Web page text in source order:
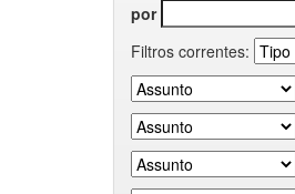
por
Filtros correntes: